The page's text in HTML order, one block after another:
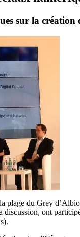
sur la
plage du Grey
discussion, ont